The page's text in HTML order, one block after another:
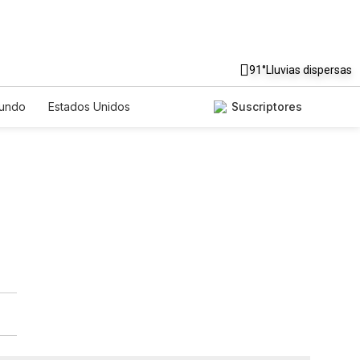
91°Lluvias dispersas
Estados Unidos
Suscriptores